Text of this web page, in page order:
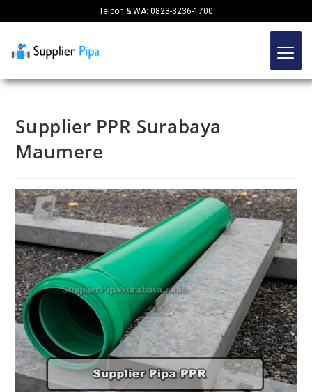
Telpon & WA: 0823-3236-1700
Supplier PPR Surabaya
Maumere